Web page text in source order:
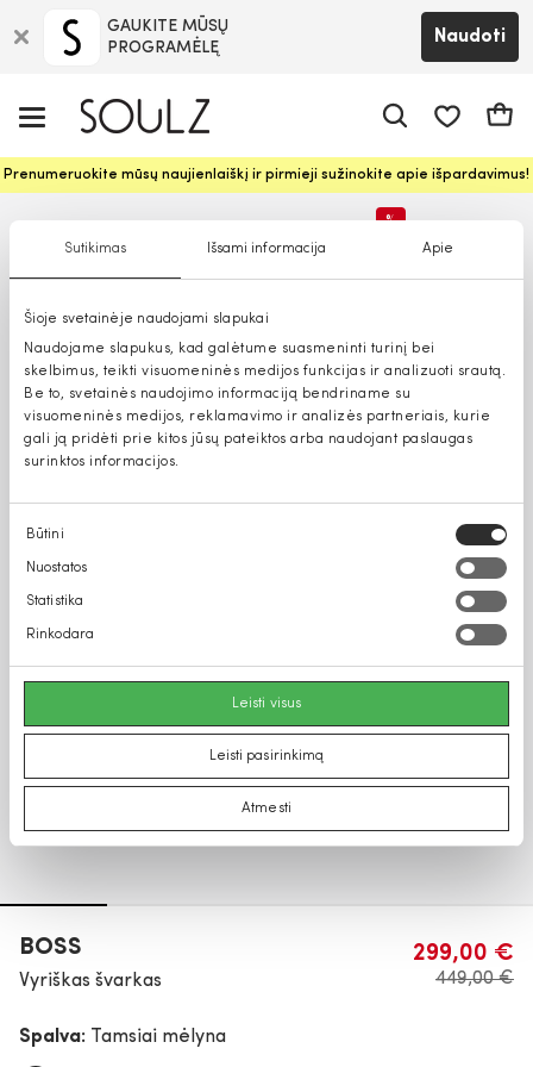
Sutikimas Išsami informacija Apie
Šioje svetainėje naudojami slapukai
Naudojame slapukus, kad galėtume suasmeninti turinį bei
skelbimus, teikti visuomeninės medijos funkcijas ir analizuoti srautą.
Be to, svetainės naudojimo informaciją bendriname su
visuomeninės medijos, reklamavimo ir analizės partneriais, kurie
gali ją pridėti prie kitos jūsų pateiktos arba naudojant paslaugas
surinktos informacijos.
Sutikimo
pasirinkimas
Būtini
Nuostatos
Statistika
Rinkodara
Leisti visus
Leisti pasirinkimą
Atmesti
GAUKITE MŪSŲ
PROGRAMĖLĘ
Naudoti
Prenumeruokite mūsų naujienlaiškį ir pirmieji sužinokite apie išpardavimus!
%
Tik parduotuvėse
BOSS
Vyriškas švarkas
299,00 €
449,00 €
Spalva: Tamsiai mėlyna